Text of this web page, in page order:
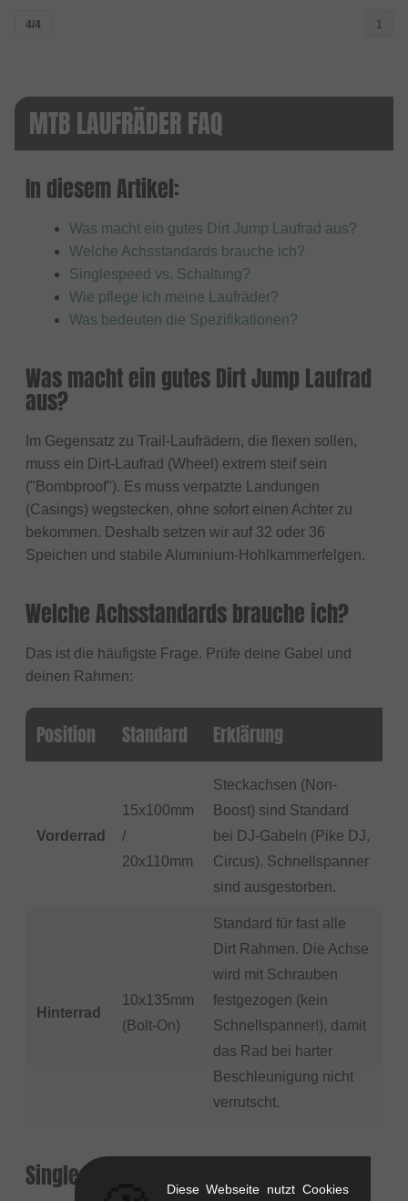
4/4 1
MTB LAUFRÄDER FAQ
In diesem Artikel:
Was macht ein gutes Dirt Jump Laufrad aus?
Welche Achsstandards brauche ich?
Singlespeed vs. Schaltung?
Wie pflege ich meine Laufräder?
Was bedeuten die Spezifikationen?
Was macht ein gutes Dirt Jump Laufrad
aus?
Im Gegensatz zu Trail-Laufrädern, die flexen sollen,
muss ein Dirt-Laufrad (Wheel) extrem steif sein
("Bombproof"). Es muss verpatzte Landungen
(Casings) wegstecken, ohne sofort einen Achter zu
bekommen. Deshalb setzen wir auf 32 oder 36
Speichen und stabile Aluminium-Hohlkammerfelgen.
Welche Achsstandards brauche ich?
Das ist die häufigste Frage. Prüfe deine Gabel und
deinen Rahmen:
Position Standard Erklärung
Vorderrad
15x100mm
/
20x110mm
Steckachsen (Non-
Boost) sind Standard
bei DJ-Gabeln (Pike DJ,
Circus). Schnellspanner
sind ausgestorben.
Hinterrad
10x135mm
(Bolt-On)
Standard für fast alle
Dirt Rahmen. Die Achse
wird mit Schrauben
festgezogen (kein
Schnellspanner!), damit
das Rad bei harter
Beschleunigung nicht
verrutscht.
Singlespeed vs. Schaltung?Diese Webseite nutzt Cookies